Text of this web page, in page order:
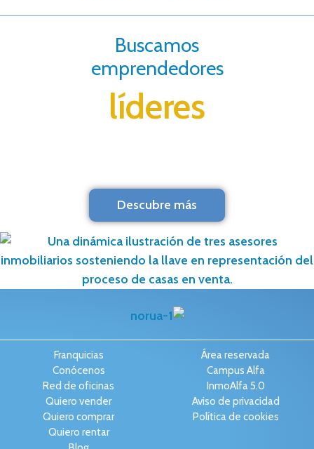
Buscamos
emprendedores
líderes
Descubre más
Franquicias
Conócenos
Red de oficinas
Quiero vender
Quiero comprar
Quiero rentar
Área reservada
Campus Alfa
InmoAlfa 5.0
Aviso de privacidad
Política de cookies